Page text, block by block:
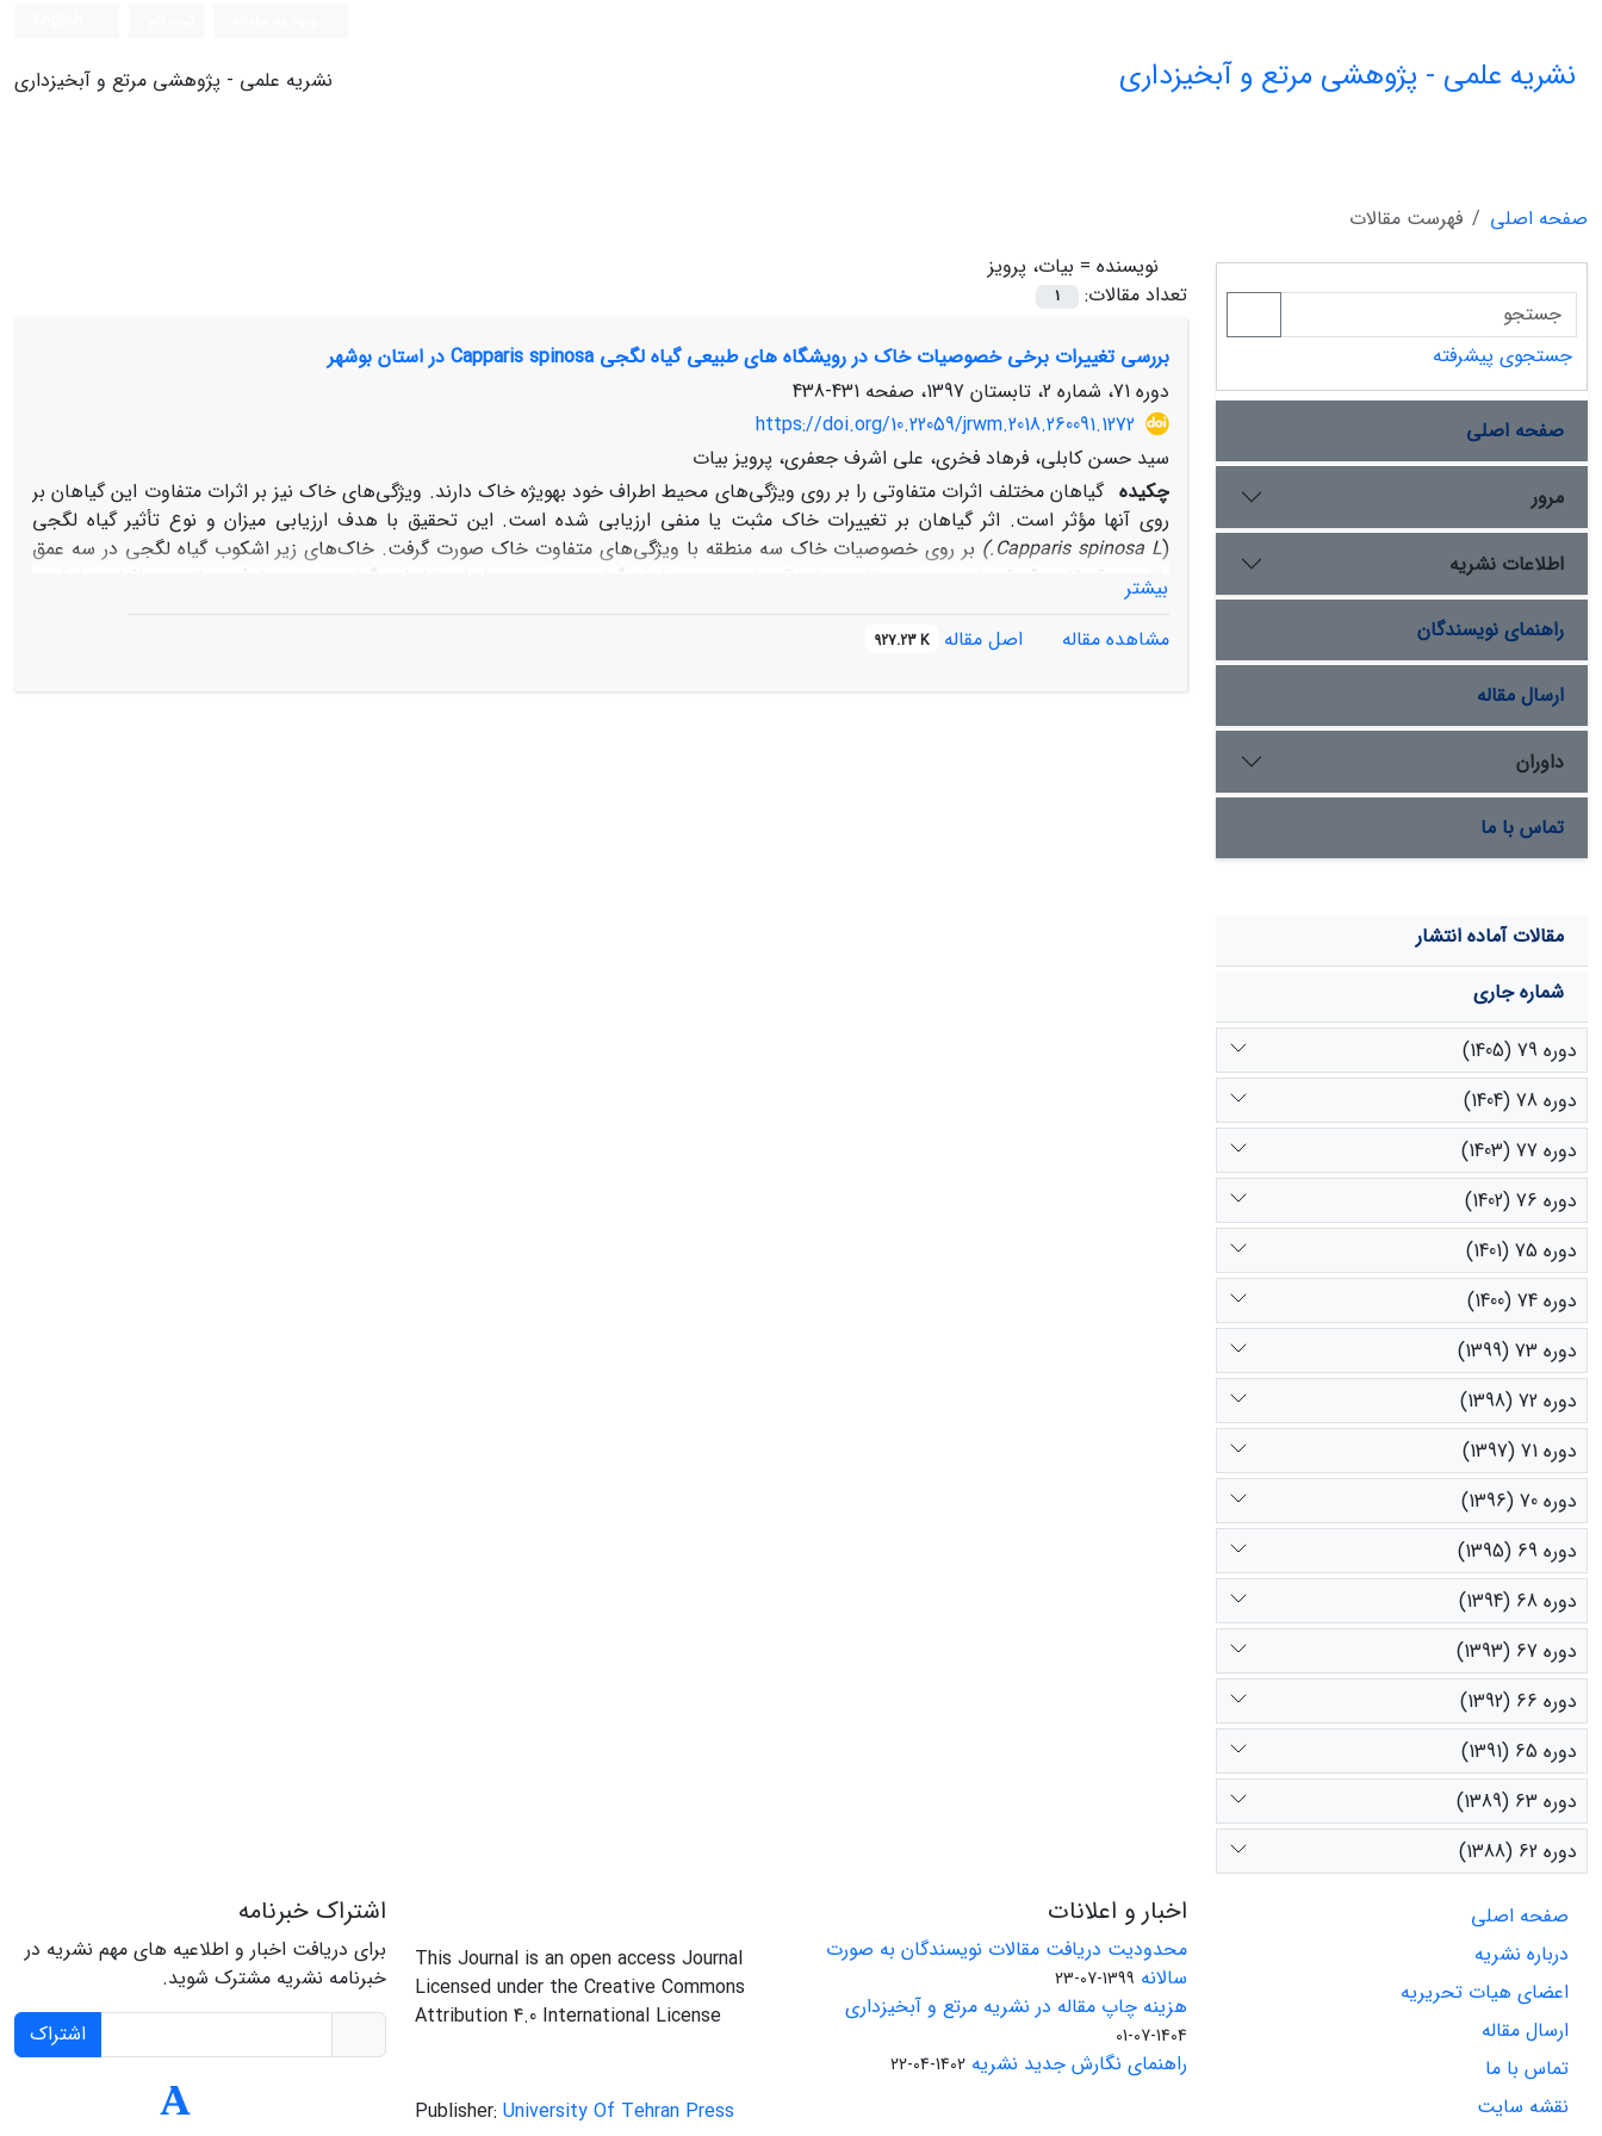
نشریه علمی - پژوهشی مرتع و آبخیزداری نشریه علمی - پژوهشی مرتع و آبخیزداری
صفحه اصلی
فهرست مقالات
نویسنده = بیات، پرویز
تعداد مقالات:
1
بررسی تغییرات برخی خصوصیات خاک در رویشگاه های طبیعی گیاه لگجی Capparis spinosa در استان بوشهر
دوره 71، شماره 2، تابستان 1397، صفحه
431-438
https://doi.org/10.22059/jrwm.2018.260091.1272
سید حسن کابلی، فرهاد فخری، علی اشرف جعفری، پرویز بیات
چکیده گیاهان مختلف اثرات متفاوتی را بر روی ویژگی‌های محیط اطراف خود به­ویژه خاک دارند. ویژگی‌های خاک نیز بر اثرات متفاوت این گیاهان بر
روی آن­ها مؤثر است. اثر گیاهان بر تغییرات خاک مثبت یا منفی ارزیابی شده است. این تحقیق با هدف ارزیابی میزان و نوع تأثیر گیاه لگجی
(
Capparis spinosa L.
) بر روی خصوصیات خاک سه منطقه با ویژگی‌های متفاوت خاک صورت گرفت. خاک‌های زیر اشکوب گیاه لگجی در سه عمق
30-0 و 60-30 و 90-60 سانتیمتری در مقایسه با خاک‌های بدون پوشش گیاهی در بین محل استقرار این گیاه در سه منطقۀ مختلف جغرافیایی با شش
تکرار و مجموعاً 108 نمونه برداشت و در آزمایشگاه برخی خصوصیات فیزیکی و شیمیایی نمونه‌ها اندازه گیری شد. برای پردازش آماری نتایج از نرم افزار
افزایش پتاسیم قابل استفاده در این مناطق بود. در خاک­های دارای بافت سبک و متوسط غیر شور، افزایش معنی‏دار میزان پتاسیم قابل استفاده و کاهش
بیشتر
مشاهده مقاله
اصل مقاله 927.23 K
جستجوی پیشرفته
صفحه اصلی
مرور
اطلاعات نشریه
راهنمای نویسندگان
ارسال مقاله
داوران
تماس با ما
مقالات آماده انتشار
شماره جاری
دوره 79 (1405)
دوره 78 (1404)
دوره 77 (1403)
دوره 76 (1402)
دوره 75 (1401)
دوره 74 (1400)
دوره 73 (1399)
دوره 72 (1398)
دوره 71 (1397)
دوره 70 (1396)
دوره 69 (1395)
دوره 68 (1394)
دوره 67 (1393)
دوره 66 (1392)
دوره 65 (1391)
دوره 63 (1389)
دوره 62 (1388)
صفحه اصلی
درباره نشریه
اعضای هیات تحریریه
ارسال مقاله
تماس با ما
نقشه سایت
اخبار و اعلانات
محدودیت دریافت مقالات نویسندگان به صورت
سالانه 1399-07-23
هزینه چاپ مقاله در نشریه مرتع و آبخیزداری
1404-07-01
راهنمای نگارش جدید نشریه 1402-04-22
This Journal is an open access Journal
Licensed under the Creative Commons
Attribution 4.0 International License
Publisher: University Of Tehran Press
اشتراک خبرنامه
برای دریافت اخبار و اطلاعیه های مهم نشریه در
خبرنامه نشریه مشترک شوید.
اشتراک